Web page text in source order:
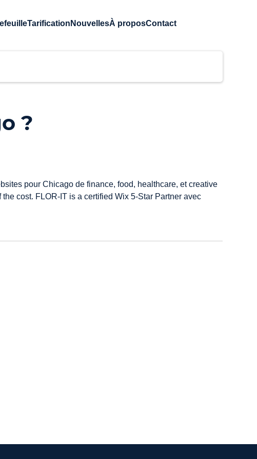
Tarification NouvellesÀ proposContact
?
pour Chicago de finance, food, healthcare, et creative
cost. FLOR-IT is a certified Wix 5-Star Partner avec